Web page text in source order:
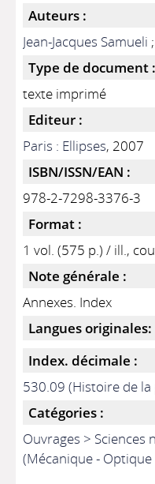
Auteurs :
Jean-Jacques Samueli ;
Type de document :
texte imprimé
Editeur :
Paris : Ellipses, 2007
ISBN/ISSN/EAN :
978-2-7298-3376-3
Format :
1 vol. (575 p.) / ill.,
Note générale :
Annexes. Index
Langues originales:
Index. décimale :
530.09 (Histoire de la
Catégories :
Ouvrages > Sciences
(Mécanique - Optique